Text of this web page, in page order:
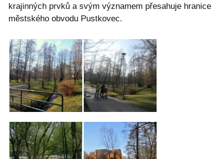
krajinných prvků a svým významem přesahuje hranice
městského obvodu Pustkovec.